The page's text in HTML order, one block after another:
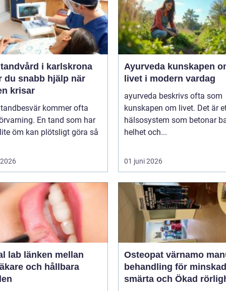
i karlskrona
du snabb hjälp när
krisar
kommer ofta
En tand som har
öm kan plötsligt göra så
Ayurveda kunskapen om
livet i modern vardag
ayurveda beskrivs ofta som
kunskapen om livet. Det är
hälsosystem som betonar
helhet och...
01 juni 2026
mellan
och hållbara
Osteopat värnamo manuell
behandling för minskad
smärta och Ökad